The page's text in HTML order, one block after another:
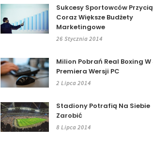
Sukcesy Sportowców
Coraz Większe Budżety
Marketingowe
26 Stycznia 2014
Milion Pobrań Real Boxing W
Premiera Wersji PC
2 Lipca 2014
Stadiony Potrafią Na Siebie
Zarobić
8 Lipca 2014